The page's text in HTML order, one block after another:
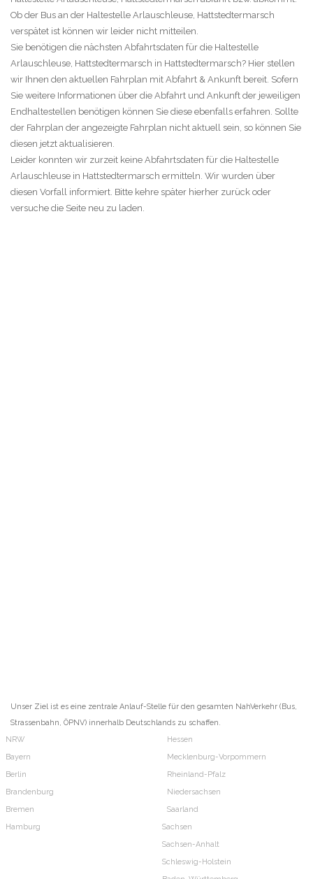
Ob der Bus an der Haltestelle Arlauschleuse, Hattstedtermarsch
verspätet ist können wir leider nicht mitteilen.
Sie benötigen die nächsten Abfahrtsdaten für die Haltestelle
Arlauschleuse, Hattstedtermarsch in Hattstedtermarsch? Hier stellen
wir Ihnen den aktuellen Fahrplan mit Abfahrt & Ankunft bereit. Sofern
Sie weitere Informationen über die Abfahrt und Ankunft der jeweiligen
Endhaltestellen benötigen können Sie diese ebenfalls erfahren. Sollte
der Fahrplan der angezeigte Fahrplan nicht aktuell sein, so können Sie
diesen jetzt aktualisieren.
Leider konnten wir zurzeit keine Abfahrtsdaten für die Haltestelle
Arlauschleuse in Hattstedtermarsch ermitteln. Wir wurden über
diesen Vorfall informiert. Bitte kehre später hierher zurück oder
versuche die Seite neu zu laden.
Unser Ziel ist es eine zentrale Anlauf-Stelle für den gesamten NahVerkehr (Bus,
Strassenbahn, ÖPNV) innerhalb Deutschlands zu schaffen.
NRW
Bayern
Berlin
Brandenburg
Bremen
Hamburg
Hessen
Mecklenburg-Vorpommern
Rheinland-Pfalz
Niedersachsen
Saarland
Sachsen
Sachsen-Anhalt
Schleswig-Holstein